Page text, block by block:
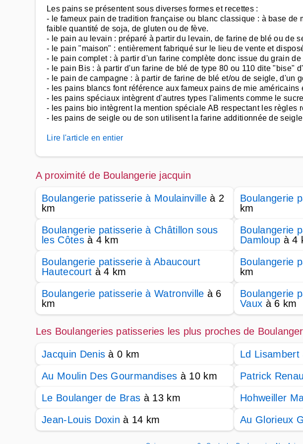
Les pains se présentent sous diverses formes et recettes :
- le fameux pain de tradition française ou blanc classique : à base
faible quantité de soja, de gluten ou de fève.
- le pain au levain : préparé à partir du levain, de farine de blé ou de
- le pain "maison" : entièrement fabriqué sur le lieu de vente et
- le pain complet : à partir d'un farine complète donc issue du grain
- le pain Bis : à partir d'un farine de blé de type 80 ou 110 dite "bise"
- le pain de campagne : à partir de farine de blé et/ou de seigle, d'un
- les pains blancs font référence aux fameux pains de mie
- les pains spéciaux intègrent d'autres types l'aliments comme le
- les pains bio intègrent la mention spéciale AB respectant les règles
- les pains de seigle ou de son utilisent la farine additionnée de
Lire l'article en entier
A proximité de Boulangerie jacquin
Boulangerie patisserie à Moulainvilleà 2
km
Boulangerie
km
Boulangerie patisserie à Châtillon sous
les Côtesà 4 km
Boulangerie
Damloup à 4
Boulangerie patisserie à Abaucourt
Hautecourt à 4 km
Boulangerie
km
Boulangerie patisserie à Watronville à 6
km
Boulangerie
Vaux à 6 km
Les Boulangeries patisseries les plus proches de
Jacquin Denis à 0 km Ld Lisambert
Au Moulin Des Gourmandises à 10 km Patrick
Le Boulanger de Bras à 13 km Hohweiller
Jean-Louis Doxin à 14 km Au Glorieux